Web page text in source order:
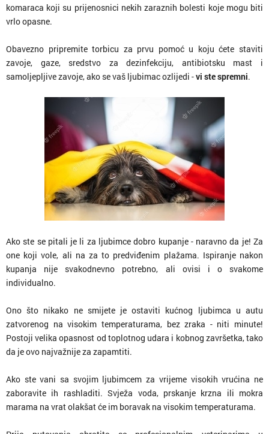
komaraca koji su prijenosnici nekih zaraznih bolesti koje mogu biti
vrlo opasne.
Obavezno pripremite torbicu za prvu pomoć u koju ćete staviti
zavoje, gaze, sredstvo za dezinfekciju, antibiotsku mast i
samoljepljive zavoje, ako se vaš ljubimac ozlijedi -vi ste spremni.
Ako ste se pitali je li za ljubimce dobro kupanje - naravno da je! Za
one koji vole, ali na za to predviđenim plažama. Ispiranje nakon
kupanja nije svakodnevno potrebno, ali ovisi i o svakome
individualno.
Ono što nikako ne smijete je ostaviti kućnog ljubimca u autu
zatvorenog na visokim temperaturama, bez zraka - niti minute!
Postoji velika opasnost od toplotnog udara i kobnog završetka, tako
da je ovo najvažnije za zapamtiti.
Ako ste vani sa svojim ljubimcem za vrijeme visokih vrućina ne
zaboravite ih rashladiti. Svježa voda, prskanje krzna ili mokra
marama na vrat olakšat će im boravak na visokim temperaturama.